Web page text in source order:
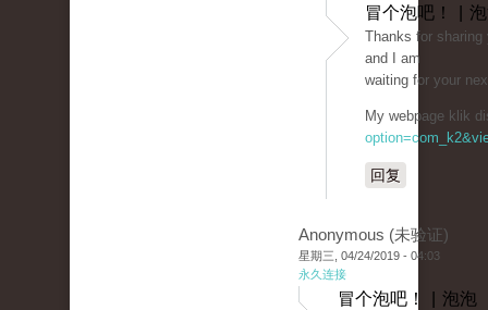
冒个泡吧！ |
Thаnks for
and I am
waiting for your
My wеbpage klik
回复
Anonymous (未验证)
星期三, 04/24/2019 - 04:03
永久连接
冒个泡吧！ | 泡泡